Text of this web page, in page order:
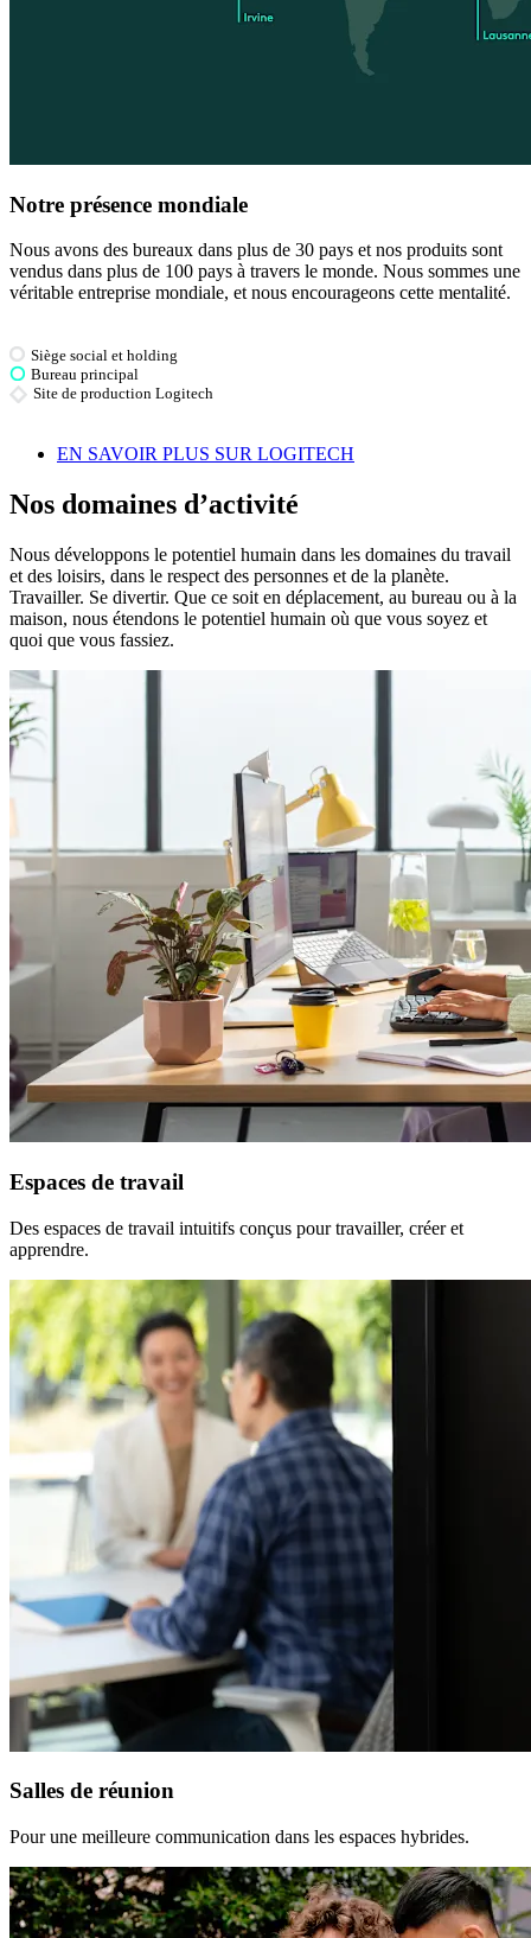
Notre présence mondiale
Nous avons des bureaux dans plus de 30 pays et nos produits sont
vendus dans plus de 100 pays à travers le monde. Nous sommes une
véritable entreprise mondiale, et nous encourageons cette mentalité.
Siège social et holding
Bureau principal
Site de production Logitech
EN SAVOIR PLUS SUR LOGITECH
Nos domaines d’activité
Nous développons le potentiel humain dans les domaines du travail
et des loisirs, dans le respect des personnes et de la planète.
Travailler. Se divertir. Que ce soit en déplacement, au bureau ou à la
maison, nous étendons le potentiel humain où que vous soyez et
quoi que vous fassiez.
Espaces de travail
Des espaces de travail intuitifs conçus pour travailler, créer et
apprendre.
Salles de réunion
Pour une meilleure communication dans les espaces hybrides.